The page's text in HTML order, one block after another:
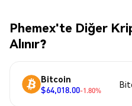
Phemex'te Diğer
Alınır?
Bitcoin
$64,018.00-1.80%